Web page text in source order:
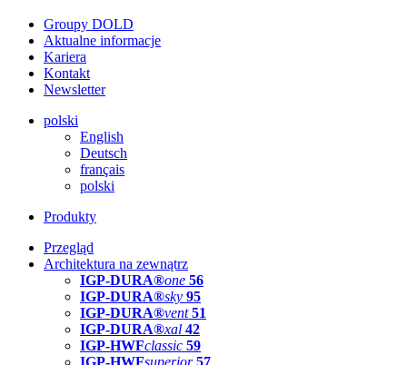
Groupy DOLD
Aktualne informacje
Kariera
Kontakt
Newsletter
polski
English
Deutsch
français
polski
Produkty
Przegląd
Architektura na zewnątrz
IGP-DURA®one 56
IGP-DURA®sky 95
IGP-DURA®vent 51
IGP-DURA®xal 42
IGP-HWFclassic 59
IGP-HWFsuperior 57